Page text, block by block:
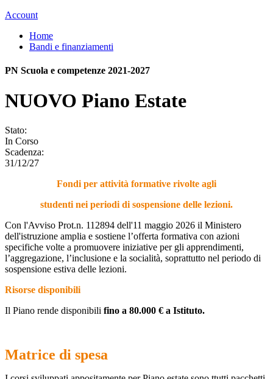
Account
Home
Bandi e finanziamenti
PN Scuola e competenze 2021-2027
NUOVO Piano Estate
Stato:
In Corso
Scadenza:
31/12/27
Fondi per attività formative rivolte agli
studenti nei periodi di sospensione delle lezioni.
Con l'Avviso Prot.n. 112894 dell'11 maggio 2026 il Ministero
dell'istruzione amplia e sostiene l’offerta formativa con azioni
specifiche volte a promuovere iniziative per gli apprendimenti,
l’aggregazione, l’inclusione e la socialità, soprattutto nel periodo di
sospensione estiva delle lezioni.
Risorse disponibili
Il Piano rende disponibili fino a 80.000 € a Istituto.
Matrice di spesa